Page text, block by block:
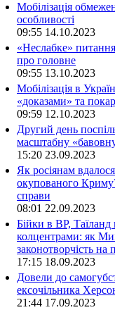
Мобілізація
особливості
09:55 14.10.2023
«Неслабке»
про головне
09:55 13.10.2023
Мобілізація в
«доказами» та
09:59 12.10.2023
Другий день
масштабну
15:20 23.09.2023
Як росіянам
окупованого
справи
08:01 22.09.2023
Бійки в ВР, Таїланд
колцентрами: як
законотворчість на
17:15 18.09.2023
Довели до
ексочільника
21:44 17.09.2023